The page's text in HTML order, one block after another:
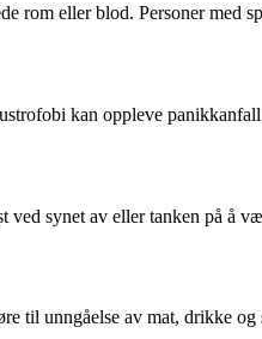
rom eller blod. Personer med
kan oppleve
synet av eller tanken på å
til unngåelse av mat, drikke